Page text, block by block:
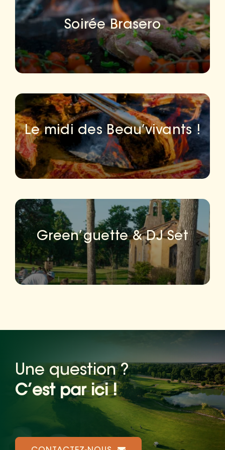
Soirée Brasero
Le midi des Beau’vivants !
Green’guette & DJ Set
Une question ?
C’est par ici !